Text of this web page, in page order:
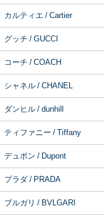
カルティエ / Cartier
グッチ / GUCCI
コーチ / COACH
シャネル / CHANEL
ダンヒル / dunhill
ティファニー / Tiffany
デュポン / Dupont
プラダ / PRADA
ブルガリ / BVLGARI